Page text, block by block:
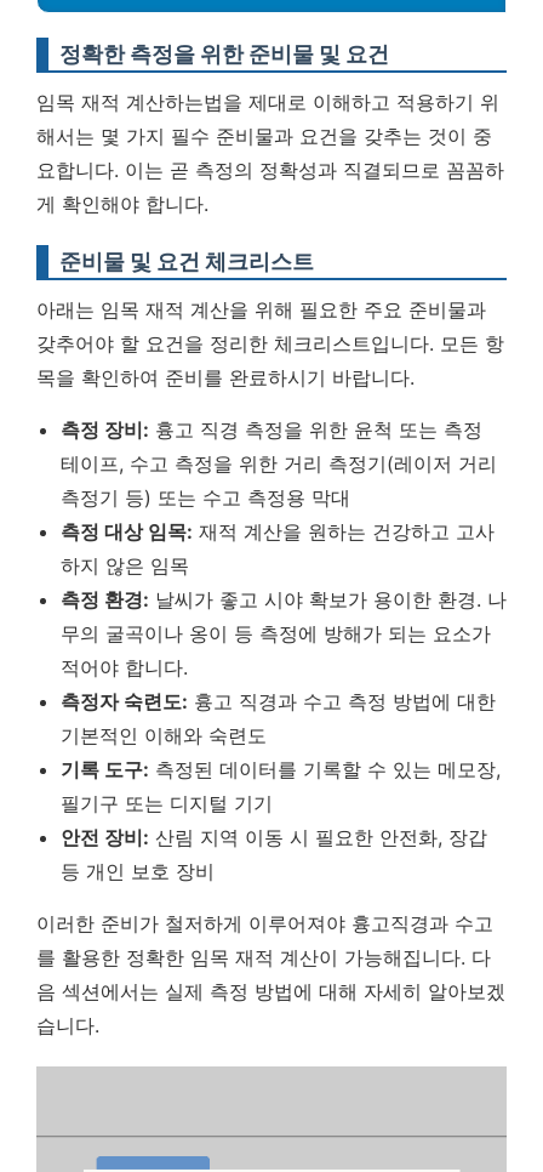
정확한 측정을 위한 준비물 및 요건
임목 재적 계산하는법을 제대로 이해하고 적용하기 위
해서는 몇 가지 필수 준비물과 요건을 갖추는 것이 중
요합니다. 이는 곧 측정의 정확성과 직결되므로 꼼꼼하
게 확인해야 합니다.
준비물 및 요건 체크리스트
아래는 임목 재적 계산을 위해 필요한 주요 준비물과
갖추어야 할 요건을 정리한 체크리스트입니다. 모든 항
목을 확인하여 준비를 완료하시기 바랍니다.
측정 장비: 흉고 직경 측정을 위한 윤척 또는 측정
테이프, 수고 측정을 위한 거리 측정기(레이저 거리
측정기 등) 또는 수고 측정용 막대
측정 대상 임목: 재적 계산을 원하는 건강하고 고사
하지 않은 임목
측정 환경: 날씨가 좋고 시야 확보가 용이한 환경. 나
무의 굴곡이나 옹이 등 측정에 방해가 되는 요소가
적어야 합니다.
측정자 숙련도: 흉고 직경과 수고 측정 방법에 대한
기본적인 이해와 숙련도
기록 도구: 측정된 데이터를 기록할 수 있는 메모장,
필기구 또는 디지털 기기
안전 장비: 산림 지역 이동 시 필요한 안전화, 장갑
등 개인 보호 장비
이러한 준비가 철저하게 이루어져야 흉고직경과 수고
를 활용한 정확한 임목 재적 계산이 가능해집니다. 다
음 섹션에서는 실제 측정 방법에 대해 자세히 알아보겠
습니다.